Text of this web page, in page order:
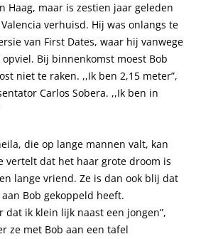
Haag, maar is zestien jaar geleden
verhuisd. Hij was onlangs te
van First Dates, waar hij vanwege
Bij binnenkomst moest Bob
niet te raken. ,,Ik ben 2,15 meter”,
Carlos Sobera. ,,Ik ben in
die op lange mannen valt, kan
vertelt dat het haar grote droom is
lange vriend. Ze is dan ook blij dat
Bob gekoppeld heeft.
dat ik klein lijk naast een jongen”,
ze met Bob aan een tafel